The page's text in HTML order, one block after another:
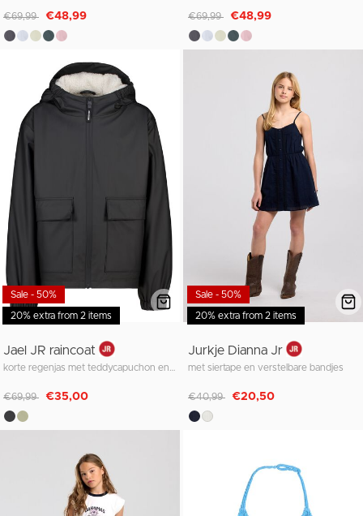
Afgeprijsd van
€69,99 naar
€48,99 Afgeprijsd van
€69,99 naar
€48,99
20% extra from 2 items
Sale - 50%
Jael JR raincoat
Afgeprijsd van
€69,99 naar
€35,00
20% extra from 2 items
Sale - 50%
Jurkje Dianna Jr
met siertape en verstelbare bandjes
Afgeprijsd van
€40,99 naar
€20,50